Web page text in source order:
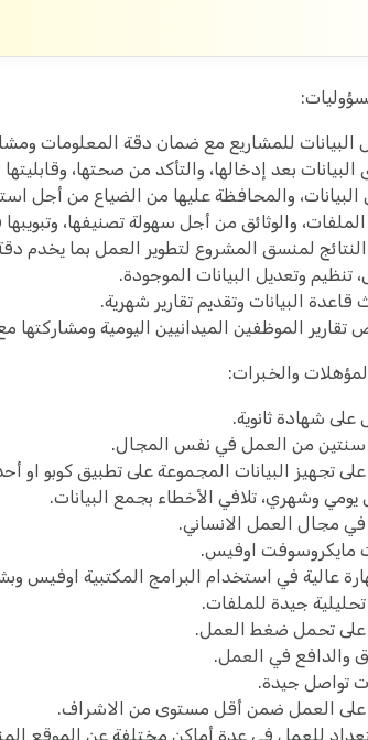
البيانات للمشاريع مع ضمان دقة المعلومات
البيانات بعد إدخالها، والتأكد من صحتها،
البيانات، والمحافظة عليها من الضياع من أجل
والوثائق من أجل سهولة تصنيفها،
النتائج لمنسق المشروع لتطوير العمل بما يخدم
تنظيم وتعديل البيانات الموجودة.
قاعدة البيانات وتقديم تقارير شهرية.
تقارير الموظفين الميدانيين اليومية ومشاركتها
والخبرات:
شهادة ثانوية.
سنتين من العمل في نفس المجال.
تجهيز البيانات المجموعة على تطبيق كوبو او
وشهري، تلافي الأخطاء بجمع البيانات.
مجال العمل الانساني.
مايكروسوفت اوفيس.
عالية في استخدام البرامج المكتبية اوفيس
جيدة للملفات.
على تحمل ضغط العمل.
والدافع في العمل.
تواصل جيدة.
على العمل ضمن أقل مستوى من الاشراف.
للعمل في عدة أماكن مختلفة عن الموقع